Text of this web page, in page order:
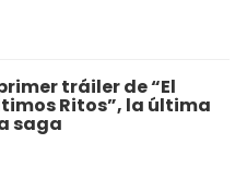
tráiler de “El
Ritos”, la última
saga